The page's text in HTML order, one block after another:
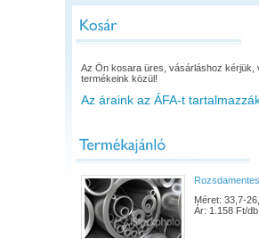
Az Ön kosara üres, vásárláshoz kérjük,
termékeink közül!
Az áraink az ÁFA-t
Méret: 33,7-
Ár: 1.158 Ft/db